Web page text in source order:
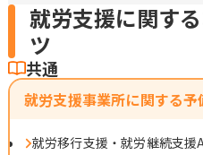
就労支援に関す
ツ
共通
就労支援事業所に関する予
就労移行支援・就労継続支援